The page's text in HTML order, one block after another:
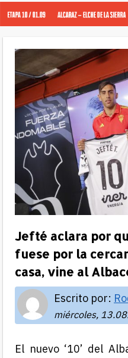
Jefté aclara por
fuese por la
casa, vine al
Escrito por:
miércoles,
El nuevo ‘10’ del